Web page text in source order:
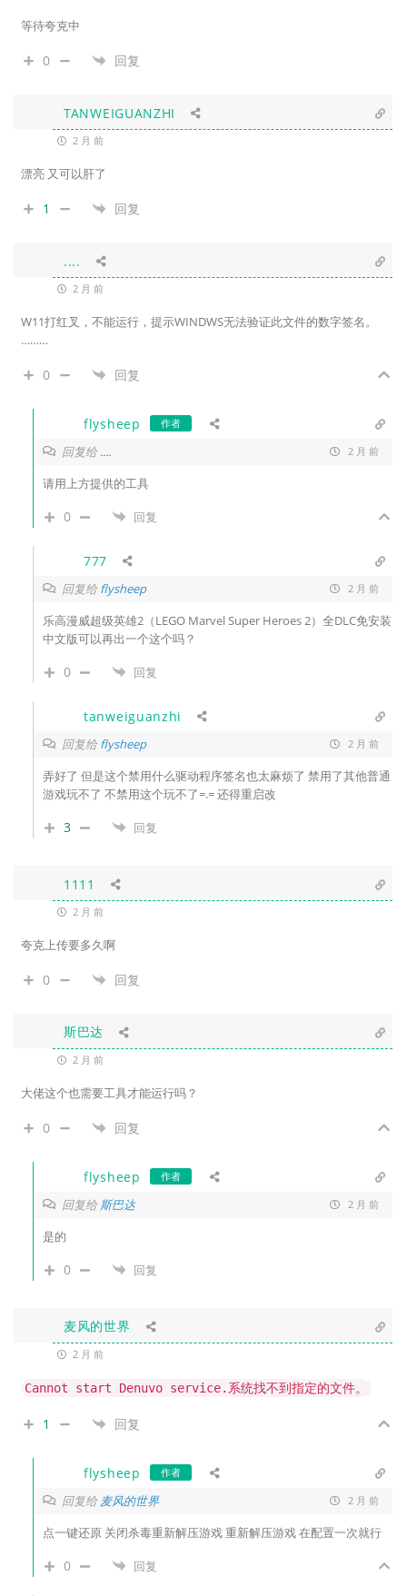
等待夸克中
0 回复
TANWEIGUANZHI
2 月 前
漂亮 又可以肝了
1 回复
....
2 月 前
W11打红叉，不能运行，提示WINDWS无法验证此文件的数字签名。
………
0 回复
flysheep 作者
回复给.... 2 月 前
请用上方提供的工具
0 回复
777
回复给flysheep 2 月 前
乐高漫威超级英雄2（LEGO Marvel Super Heroes 2）全DLC免安装
中文版可以再出一个这个吗？
0 回复
tanweiguanzhi
回复给flysheep 2 月 前
弄好了 但是这个禁用什么驱动程序签名也太麻烦了 禁用了其他普通
游戏玩不了 不禁用这个玩不了=.= 还得重启改
3 回复
1111
2 月 前
夸克上传要多久啊
0 回复
斯巴达
2 月 前
大佬这个也需要工具才能运行吗？
0 回复
flysheep 作者
回复给斯巴达 2 月 前
是的
0 回复
麦风的世界
2 月 前
Cannot start Denuvo service.系统找不到指定的文件。
1 回复
flysheep 作者
回复给麦风的世界 2 月 前
点一键还原 关闭杀毒重新解压游戏 重新解压游戏 在配置一次就行
0 回复